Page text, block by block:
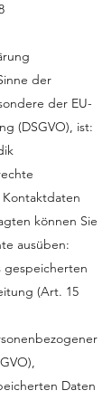
der
der EU-
(DSGVO), ist:
können Sie
ausüben:
gespeicherten
(Art. 15
Daten